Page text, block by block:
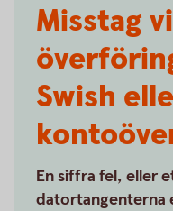
Misstag
Swish
En siffra fel, eller
datortangenterna